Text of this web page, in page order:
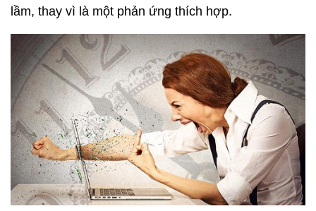
lầm, thay vì là một phản ứng thích hợp.